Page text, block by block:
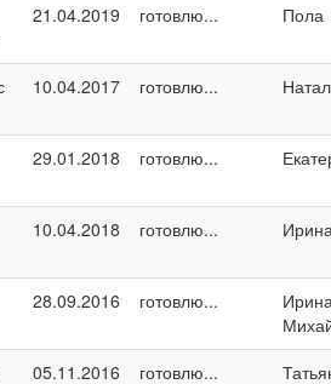
21.04.2019 готовлю... Пола
10.04.2017 готовлю...
29.01.2018 готовлю...
10.04.2018 готовлю...
28.09.2016 готовлю...
05.11.2016 готовлю...